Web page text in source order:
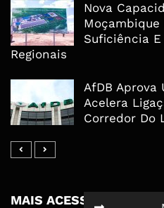
Nova
Moçambique
Suficiência
Regionais
AfDB Aprova
Acelera
Corredor Do
MAIS ACESSADOS